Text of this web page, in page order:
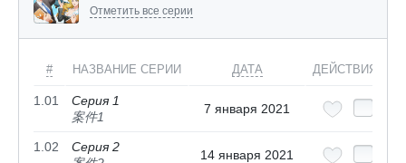
Отметить все серии
# НАЗВАНИЕ СЕРИИ ДАТА ДЕЙСТВИЯ
1.01
Серия 1
案件1
7 января 2021
1.02
Серия 2
14 января 2021